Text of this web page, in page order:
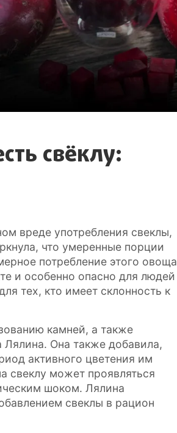
свёклу:
вреде употребления свеклы,
что умеренные порции
потребление этого овоща
и особенно опасно для людей
тех, кто имеет склонность к
камней, а также
Она также добавила,
активного цветения им
свеклу может проявляться
шоком. Лялина
свеклы в рацион